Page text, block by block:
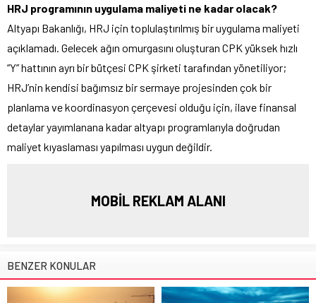
HRJ programının uygulama maliyeti ne kadar olacak?
Altyapı Bakanlığı, HRJ için toplulaştırılmış bir uygulama maliyeti
açıklamadı. Gelecek ağın omurgasını oluşturan CPK yüksek hızlı
“Y” hattının ayrı bir bütçesi CPK şirketi tarafından yönetiliyor;
HRJ’nin kendisi bağımsız bir sermaye projesinden çok bir
planlama ve koordinasyon çerçevesi olduğu için, ilave finansal
detaylar yayımlanana kadar altyapı programlarıyla doğrudan
maliyet kıyaslaması yapılması uygun değildir.
MOBİL REKLAM ALANI
BENZER KONULAR